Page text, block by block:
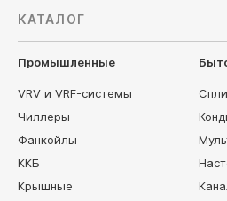
КАТАЛОГ
Промышленные
VRV и VRF-системы
Чиллеры
Фанкойлы
ККБ
Крышные